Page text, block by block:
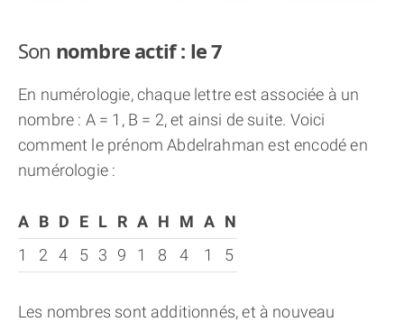
Son nombre actif : le 7
En numérologie, chaque lettre est associée à un
nombre : A = 1, B = 2, et ainsi de suite. Voici
comment le prénom Abdelrahman est encodé en
numérologie :
A B D E L R A H M A N
1
2 4 5 3 9 1 8 4 1 5
Les nombres sont additionnés, et à nouveau
(À PROPOS)